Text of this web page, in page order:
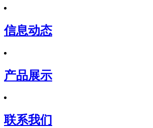
信息动态
产品展示
联系我们